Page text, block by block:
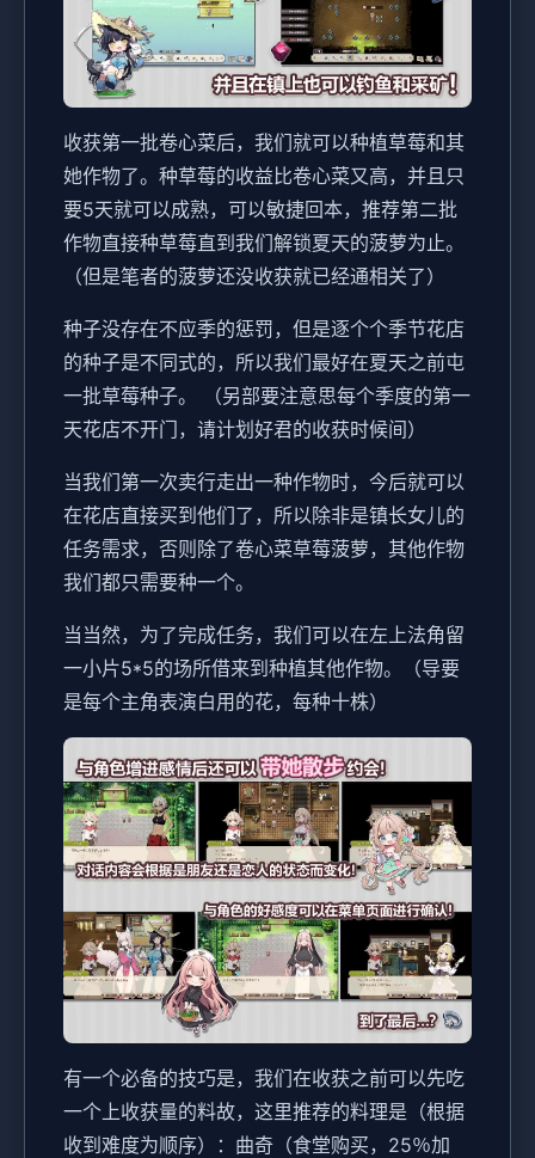
收获第一批卷心菜后，我们就可以种植草莓和其
她作物了。种草莓的收益比卷心菜又高，并且只
要5天就可以成熟，可以敏捷回本，推荐第二批
作物直接种草莓直到我们解锁夏天的菠萝为止。
（但是笔者的菠萝还没收获就已经通相关了）
种子没存在不应季的惩罚，但是逐个个季节花店
的种子是不同式的，所以我们最好在夏天之前屯
一批草莓种子。 （另部要注意思每个季度的第一
天花店不开门，请计划好君的收获时候间）
当我们第一次卖行走出一种作物时，今后就可以
在花店直接买到他们了，所以除非是镇长女儿的
任务需求，否则除了卷心菜草莓菠萝，其他作物
我们都只需要种一个。
当当然，为了完成任务，我们可以在左上法角留
一小片5*5的场所借来到种植其他作物。（导要
是每个主角表演白用的花，每种十株）
有一个必备的技巧是，我们在收获之前可以先吃
一个上收获量的料故，这里推荐的料理是（根据
收到难度为顺序）：曲奇（食堂购买，25％加